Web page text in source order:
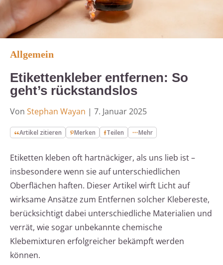
Allgemein
Etikettenkleber entfernen: So
geht’s rückstandslos
Von Stephan Wayan | 7. Januar 2025
Artikel zitieren Merken Teilen Mehr
Etiketten kleben oft hartnäckiger, als uns lieb ist –
insbesondere wenn sie auf unterschiedlichen
Oberflächen haften. Dieser Artikel wirft Licht auf
wirksame Ansätze zum Entfernen solcher Klebereste,
berücksichtigt dabei unterschiedliche Materialien und
verrät, wie sogar unbekannte chemische
Klebemixturen erfolgreicher bekämpft werden
können.